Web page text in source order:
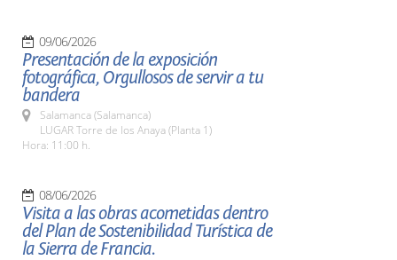
09/06/2026
Presentación de la exposición
fotográfica, Orgullosos de servir a tu
bandera
Salamanca (Salamanca)
LUGAR Torre de los Anaya (Planta 1)
Hora: 11:00 h.
08/06/2026
Visita a las obras acometidas dentro
del Plan de Sostenibilidad Turística de
la Sierra de Francia.